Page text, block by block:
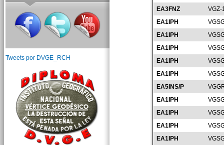
EA3FNZ
VGZ-
EA1IPH
EA1IPH
EA1IPH
EA1IPH
EA1IPH
EA5INS/P
EA1IPH
EA1IPH
EA1IPH
EA1IPH
Tweets por DVGE_RCH